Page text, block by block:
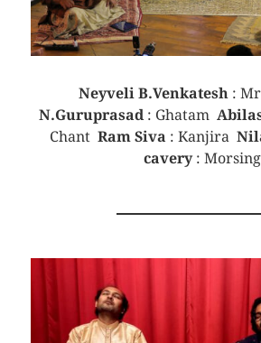
Neyveli B.Venkatesh :
N.Guruprasad: Ghatam
Chant Ram Siva : Kanjira
cavery: Morsing